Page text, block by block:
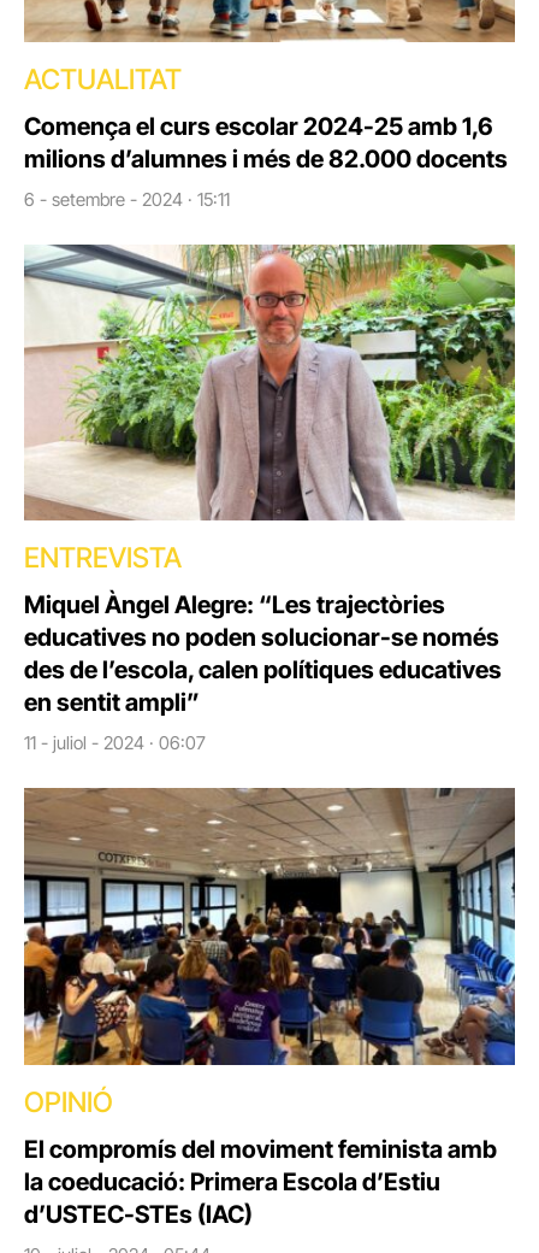
ACTUALITAT
Comença el curs escolar 2024-25 amb 1,6
milions d’alumnes i més de 82.000 docents
6 - setembre - 2024 · 15:11
ENTREVISTA
Miquel Àngel Alegre: “Les trajectòries
educatives no poden solucionar-se només
des de l’escola, calen polítiques educatives
en sentit ampli”
11 - juliol - 2024 · 06:07
OPINIÓ
El compromís del moviment feminista amb
la coeducació: Primera Escola d’Estiu
d’USTEC-STEs (IAC)